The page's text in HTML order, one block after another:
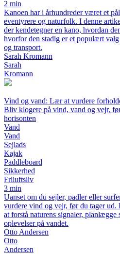
2 min
Kanoen har i århundreder været et
eventyrere og naturfolk. I denne
der kendetegner en kano, hvordan
hvorfor den stadig er et populært
og transport.
Sarah Kromann
Sarah
Kromann
Vind og vand: Lær at vurdere
Bliv klogere på vind, vand og vejr,
horisonten
Vand
Vand
Sejlads
Kajak
Paddleboard
Sikkerhed
Friluftsliv
3 min
Uanset om du sejler, padler eller
vurdere vind og vejr, før du tager
at forstå naturens signaler,
oplevelser på vandet.
Otto Andersen
Otto
Andersen